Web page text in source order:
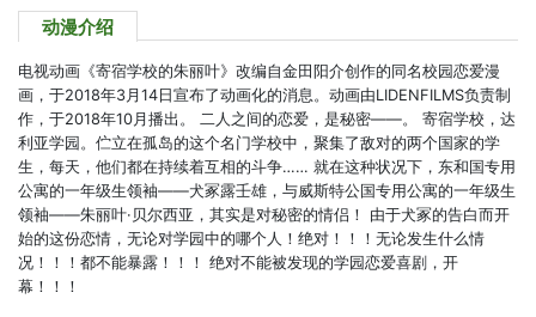
动漫介绍
电视动画《寄宿学校的朱丽叶》改编自金田阳介创作的同名校园恋爱漫
画，于2018年3月14日宣布了动画化的消息。动画由LIDENFILMS负责制
作，于2018年10月播出。 二人之间的恋爱，是秘密——。 寄宿学校，达
利亚学园。伫立在孤岛的这个名门学校中，聚集了敌对的两个国家的学
生，每天，他们都在持续着互相的斗争…… 就在这种状况下，东和国专用
公寓的一年级生领袖——犬冢露壬雄，与威斯特公国专用公寓的一年级生
领袖——朱丽叶·贝尔西亚，其实是对秘密的情侣！ 由于犬冢的告白而开
始的这份恋情，无论对学园中的哪个人！绝对！！！无论发生什么情
况！！！都不能暴露！！！ 绝对不能被发现的学园恋爱喜剧，开
幕！！！